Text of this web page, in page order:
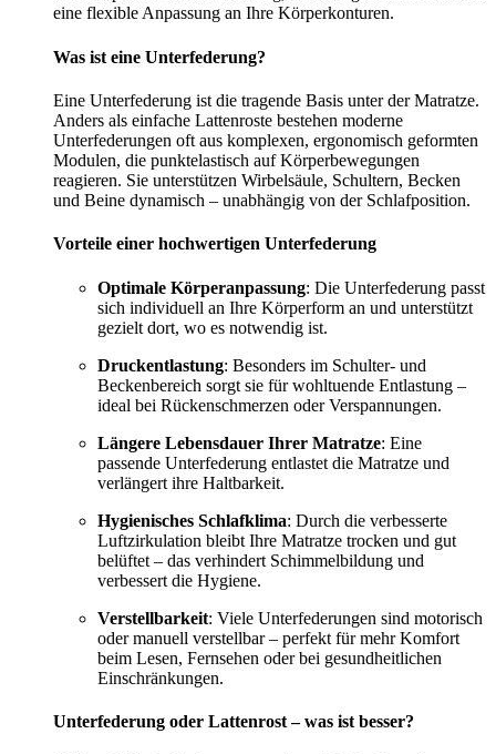
eine flexible Anpassung an Ihre Körperkonturen.
Was ist eine Unterfederung?
Eine Unterfederung ist die tragende Basis unter der Matratze.
Anders als einfache Lattenroste bestehen moderne
Unterfederungen oft aus komplexen, ergonomisch geformten
Modulen, die punktelastisch auf Körperbewegungen
reagieren. Sie unterstützen Wirbelsäule, Schultern, Becken
und Beine dynamisch – unabhängig von der Schlafposition.
Vorteile einer hochwertigen Unterfederung
Optimale Körperanpassung: Die Unterfederung passt
sich individuell an Ihre Körperform an und unterstützt
gezielt dort, wo es notwendig ist.
Druckentlastung: Besonders im Schulter- und
Beckenbereich sorgt sie für wohltuende Entlastung –
ideal bei Rückenschmerzen oder Verspannungen.
Längere Lebensdauer Ihrer Matratze: Eine
passende Unterfederung entlastet die Matratze und
verlängert ihre Haltbarkeit.
Hygienisches Schlafklima: Durch die verbesserte
Luftzirkulation bleibt Ihre Matratze trocken und gut
belüftet – das verhindert Schimmelbildung und
verbessert die Hygiene.
Verstellbarkeit: Viele Unterfederungen sind motorisch
oder manuell verstellbar – perfekt für mehr Komfort
beim Lesen, Fernsehen oder bei gesundheitlichen
Einschränkungen.
Unterfederung oder Lattenrost – was ist besser?